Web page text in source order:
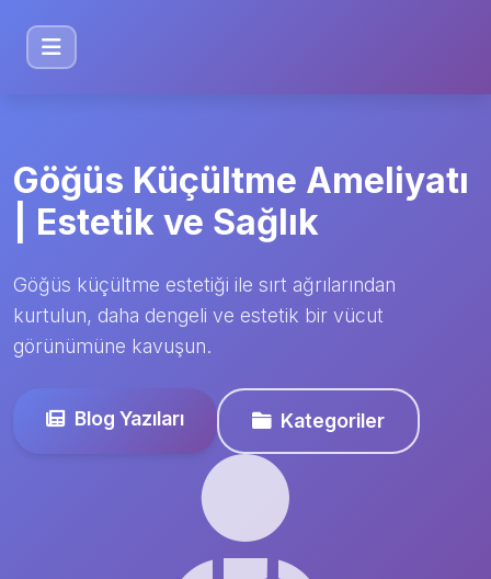
Göğüs Küçültme Ameliyatı
| Estetik ve Sağlık
Göğüs küçültme estetiği ile sırt ağrılarından
kurtulun, daha dengeli ve estetik bir vücut
görünümüne kavuşun.
Blog Yazıları Kategoriler